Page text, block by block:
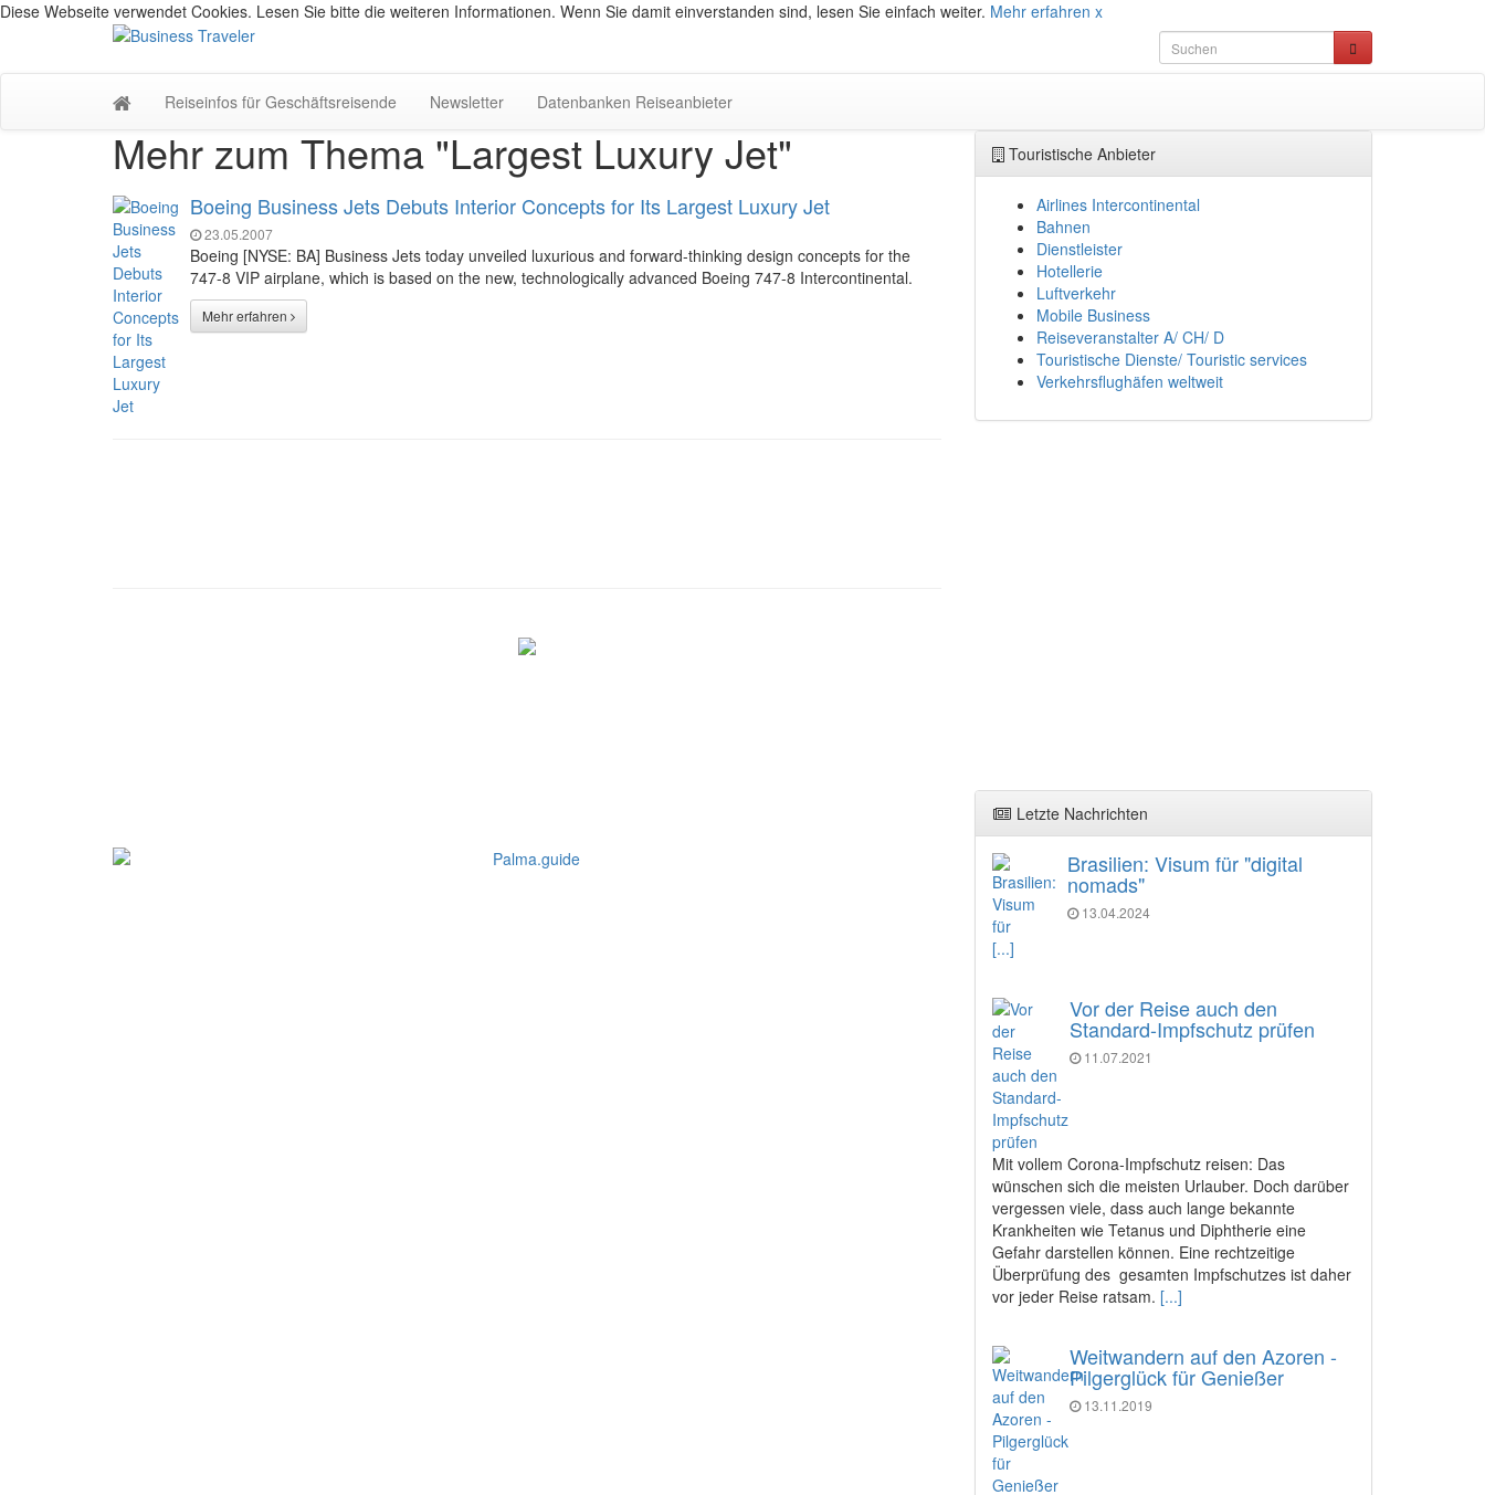
Diese Webseite verwendet Cookies. Lesen Sie bitte die weiteren Informationen. Wenn Sie damit einverstanden sind, lesen Sie einfach weiter. Mehr erfahren x
Reiseinfos für Geschäftsreisende Newsletter Datenbanken Reiseanbieter
Mehr zum Thema "Largest Luxury Jet"
Boeing Business Jets Debuts Interior Concepts for Its Largest Luxury Jet
23.05.2007
Boeing [NYSE: BA] Business Jets today unveiled luxurious and forward-thinking design concepts for the
747-8 VIP airplane, which is based on the new, technologically advanced Boeing 747-8 Intercontinental.
Mehr erfahren
Touristische Anbieter
Airlines Intercontinental
Bahnen
Dienstleister
Hotellerie
Luftverkehr
Mobile Business
Reiseveranstalter A/ CH/ D
Touristische Dienste/ Touristic services
Verkehrsflughäfen weltweit
Letzte Nachrichten
Brasilien: Visum für "digital
nomads"
13.04.2024
[...]
Vor der Reise auch den
Standard-Impfschutz prüfen
11.07.2021
Mit vollem Corona-Impfschutz reisen: Das
wünschen sich die meisten Urlauber. Doch darüber
vergessen viele, dass auch lange bekannte
Krankheiten wie Tetanus und Diphtherie eine
Gefahr darstellen können. Eine rechtzeitige
Überprüfung des gesamten Impfschutzes ist daher
vor jeder Reise ratsam. [...]
Weitwandern auf den Azoren -
Pilgerglück für Genießer
13.11.2019